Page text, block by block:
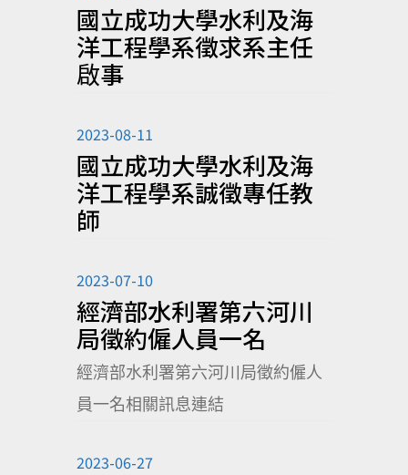
國立成功大學水利及海
洋工程學系徵求系主任
啟事
2023-08-11
國立成功大學水利及海
洋工程學系誠徵專任教
師
2023-07-10
經濟部水利署第六河川
局徵約僱人員一名
經濟部水利署第六河川局徵約僱人
員一名相關訊息連結
2023-06-27